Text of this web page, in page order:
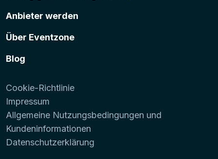
Anbieter werden
Über Eventzone
Blog
Cookie-Richtlinie
Impressum
Allgemeine Nutzungsbedingungen und
Kundeninformationen
Datenschutzerklärung